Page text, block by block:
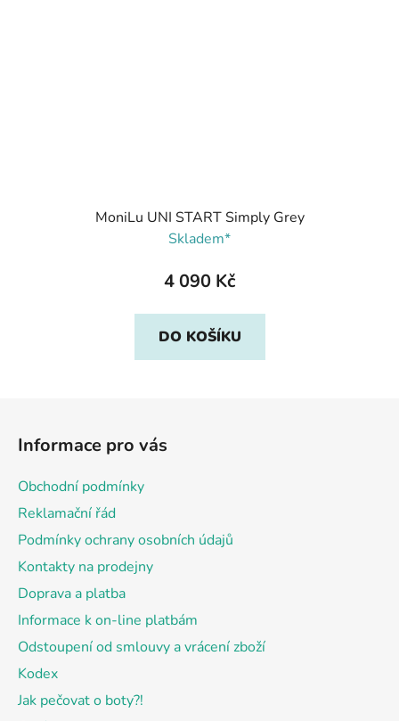
MoniLu UNI START Simply Grey
Skladem*
4 090 Kč
DO KOŠÍKU
Informace pro vás
Obchodní podmínky
Reklamační řád
Podmínky ochrany osobních údajů
Kontakty na prodejny
Doprava a platba
Informace k on-line platbám
Odstoupení od smlouvy a vrácení zboží
Kodex
Jak pečovat o boty?!